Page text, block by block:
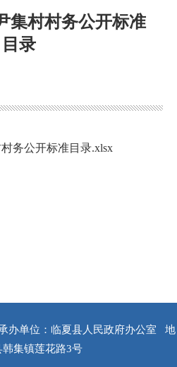
集村村务公开标准
目录
务公开标准目录.xlsx
办单位：临夏县人民政府办公室
地
集镇莲花路3号